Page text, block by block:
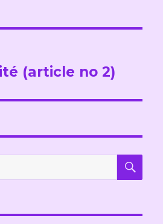
(article no 2)